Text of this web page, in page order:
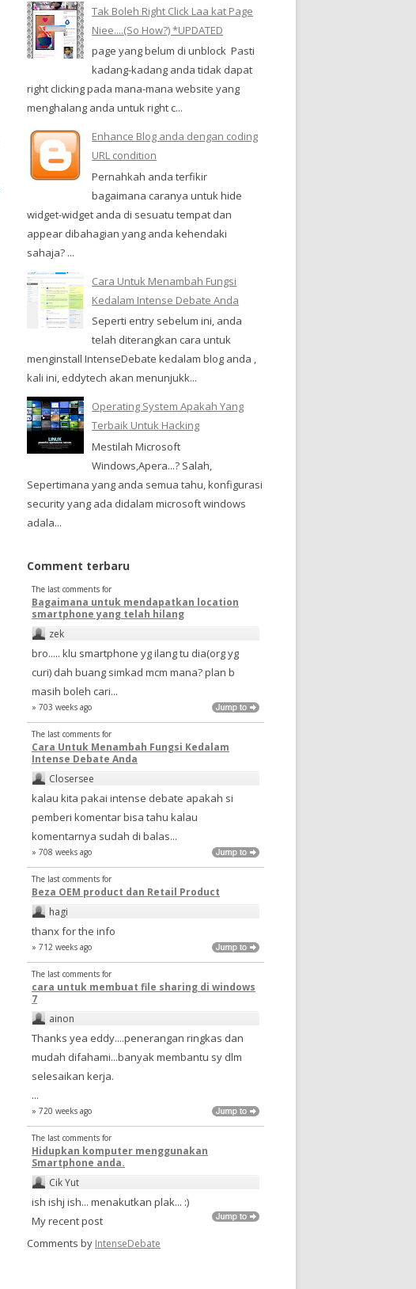
Tak Boleh Right Click Laa kat Page
Niee....(So How?) *UPDATED
page yang belum di unblock Pasti
kadang-kadang anda tidak dapat
right clicking pada mana-mana website yang
menghalang anda untuk right c...
Enhance Blog anda dengan coding
URL condition
Pernahkah anda terfikir
bagaimana caranya untuk hide
widget-widget anda di sesuatu tempat dan
appear dibahagian yang anda kehendaki
sahaja? ...
Cara Untuk Menambah Fungsi
Kedalam Intense Debate Anda
Seperti entry sebelum ini, anda
telah diterangkan cara untuk
menginstall IntenseDebate kedalam blog anda ,
kali ini, eddytech akan menunjukk...
Operating System Apakah Yang
Terbaik Untuk Hacking
Mestilah Microsoft
Windows,Apera...? Salah,
Sepertimana yang anda semua tahu, konfigurasi
security yang ada didalam microsoft windows
adala...
Comment terbaru
The last comments for
Bagaimana untuk mendapatkan location
smartphone yang telah hilang
zek
bro..... klu smartphone yg ilang tu dia(org yg
curi) dah buang simkad mcm mana? plan b
masih boleh cari...
» 703 weeks ago
The last comments for
Cara Untuk Menambah Fungsi Kedalam
Intense Debate Anda
Closersee
kalau kita pakai intense debate apakah si
pemberi komentar bisa tahu kalau
komentarnya sudah di balas...
» 708 weeks ago
The last comments for
Beza OEM product dan Retail Product
hagi
thanx for the info
» 712 weeks ago
The last comments for
cara untuk membuat file sharing di windows
7
ainon
Thanks yea eddy....penerangan ringkas dan
mudah difahami...banyak membantu sy dlm
selesaikan kerja.
...
» 720 weeks ago
The last comments for
Hidupkan komputer menggunakan
Smartphone anda.
Cik Yut
ish ishj ish... menakutkan plak... :)
My recent post
Comments by IntenseDebate